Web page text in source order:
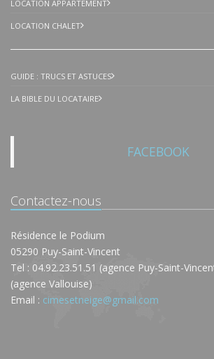
LOCATION APPARTEMENT
LOCATION CHALET
GUIDE : TRUCS ET ASTUCES
LA BIBLE DU LOCATAIRE
FACEBOOK
Contactez-nous
Résidence le Podium
05290 Puy-Saint-Vincent
Tel : 04.92.23.51.51 (agence Puy-Saint-
(agence Vallouise)
Email : cimesetneige@gmail.com